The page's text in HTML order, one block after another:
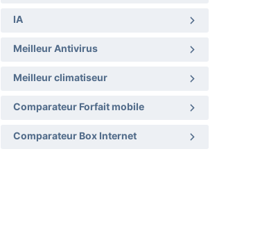
IA
Meilleur Antivirus
Meilleur climatiseur
Comparateur Forfait mobile
Comparateur Box Internet